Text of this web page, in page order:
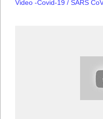
Video -Covid-19 / SARS